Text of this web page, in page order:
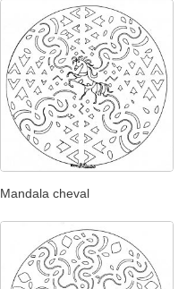
Mandala cheval